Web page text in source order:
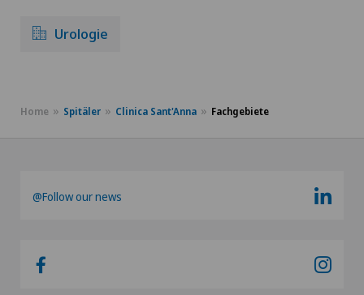
Urologie
Home Spitäler Clinica Sant'Anna Fachgebiete
@Follow our news